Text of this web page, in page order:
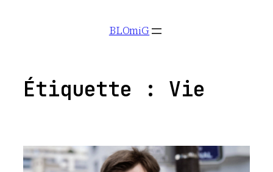
BLOmiG
Étiquette : Vie